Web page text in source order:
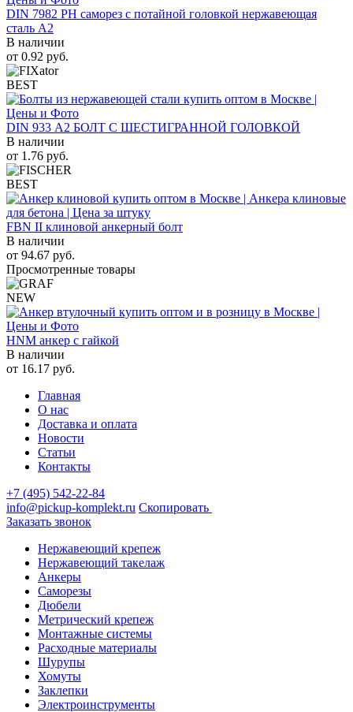
DIN 7982 PH саморез с потайной головкой нержавеющая
сталь A2
В наличии
от 0.92 руб.
BEST
DIN 933 А2 БОЛТ С ШЕСТИГРАННОЙ ГОЛОВКОЙ
В наличии
от 1.76 руб.
BEST
FBN II клиновой анкерный болт
В наличии
от 94.67 руб.
Просмотренные товары
NEW
HNM анкер с гайкой
В наличии
от 16.17 руб.
Главная
О нас
Доставка и оплата
Новости
Статьи
Контакты
+7 (495) 542-22-84
info@pickup-komplekt.ru Скопировать
Заказать звонок
Нержавеющий крепеж
Нержавеющий такелаж
Анкеры
Саморезы
Дюбели
Метрический крепеж
Монтажные системы
Расходные материалы
Шурупы
Хомуты
Заклепки
Электроинструменты